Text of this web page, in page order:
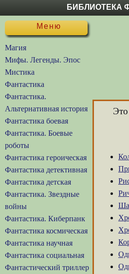
БИБЛИОТЕКА
Меню
Магия
Мифы. Легенды. Эпос
Мистика
Фантастика
Фантастика.
Альтернативная история
Фантастика боевая
Фантастика. Боевые
роботы
Фантастика героическая
Фантастика детективная
Фантастика детская
Фантастика. Звездные
войны
Фантастика. Киберпанк
Фантастика космическая
Фантастика научная
Фантастика социальная
Фантастический триллер